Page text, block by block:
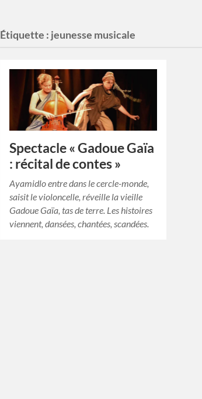
Étiquette : jeunesse musicale
Spectacle « Gadoue Gaïa
: récital de contes »
Ayamidlo entre dans le cercle-monde,
saisit le violoncelle, réveille la vieille
Gadoue Gaïa, tas de terre. Les histoires
viennent, dansées, chantées, scandées.